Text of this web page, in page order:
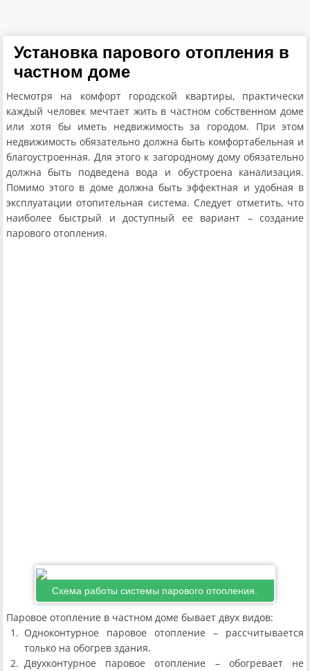
Установка парового отопления в
частном доме
Несмотря на комфорт городской квартиры, практически
каждый человек мечтает жить в частном собственном доме
или хотя бы иметь недвижимость за городом. При этом
недвижимость обязательно должна быть комфортабельная и
благоустроенная. Для этого к загородному дому обязательно
должна быть подведена вода и обустроена канализация.
Помимо этого в доме должна быть эффектная и удобная в
эксплуатации отопительная система. Следует отметить, что
наиболее быстрый и доступный ее вариант – создание
парового отопления.
Схема работы системы парового отопления.
Паровое отопление в частном доме бывает двух видов:
Одноконтурное паровое отопление – рассчитывается
только на обогрев здания.
Двухконтурное паровое отопление – обогревает не